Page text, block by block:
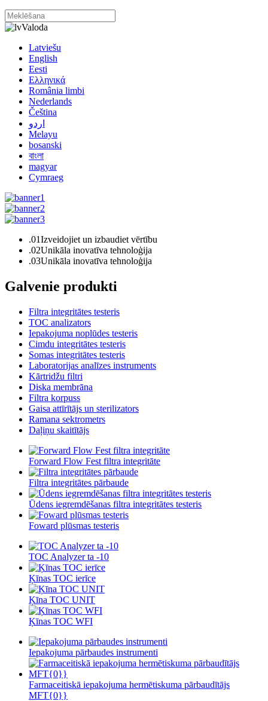
Valoda
Latviešu
English
Eesti
Ελληνικά
România limbi
Nederlands
Čeština
اردو
Melayu
bosanski
বাংলা
magyar
Cymraeg
.01Izveidojiet un izbaudiet vērtību
.02Unikāla inovatīva tehnoloģija
.03Unikāla inovatīva tehnoloģija
Galvenie produkti
Filtra integritātes testeris
TOC analizators
Iepakojuma noplūdes testeris
Cimdu integritātes testeris
Somas integritātes testeris
Laboratorijas analīzes instruments
Kārtridžu filtri
Diska membrāna
Filtra korpuss
Gaisa attīrītājs un sterilizators
Ramana sektrometrs
Daļiņu skaitītājs
Forward Flow Fest filtra integritāte
Filtra integritātes pārbaude
Ūdens iegremdēšanas filtra integritātes testeris
Foward plūsmas testeris
TOC Analyzer ta -10
Ķīnas TOC ierīce
Ķīna TOC UNIT
Ķīnas TOC WFI
Iepakojuma pārbaudes instrumenti
Farmaceitiskā iepakojuma hermētiskuma pārbaudītājs
MFT{0}}